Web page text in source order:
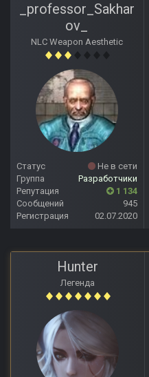
_professor_Sakhar
ov_
NLC Weapon Aesthetic
Статус
Не в сети
Группа
Разработчики
Репутация
1 134
Сообщений
945
Регистрация
02.07.2020
Hunter
Легенда